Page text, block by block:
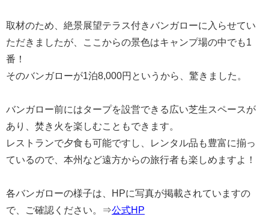
取材のため、絶景展望テラス付きバンガローに入らせてい
ただきましたが、ここからの景色はキャンプ場の中でも1
番！
そのバンガローが1泊8,000円というから、驚きました。
バンガロー前にはタープを設営できる広い芝生スペースが
あり、焚き火を楽しむこともできます。
レストランで夕食も可能ですし、レンタル品も豊富に揃っ
ているので、本州など遠方からの旅行者も楽しめますよ！
各バンガローの様子は、HPに写真が掲載されていますの
で、ご確認ください。⇒公式HP